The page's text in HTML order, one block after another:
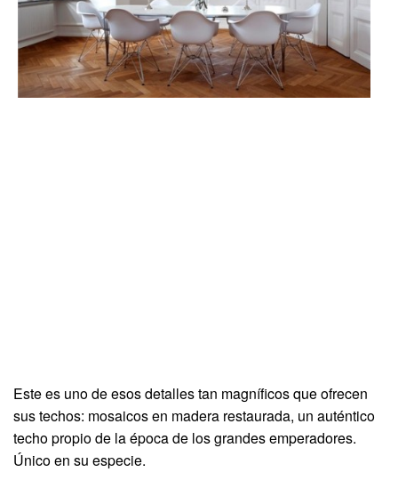
Este es uno de esos detalles tan magníficos que ofrecen
sus techos: mosaicos en madera restaurada, un auténtico
techo propio de la época de los grandes emperadores.
Único en su especie.